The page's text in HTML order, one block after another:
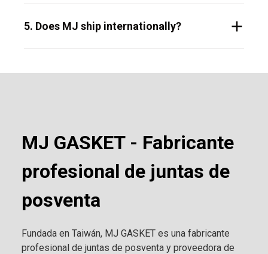
5. Does MJ ship internationally?
MJ GASKET - Fabricante
profesional de juntas de
posventa
Fundada en Taiwán, MJ GASKET es una fabricante
profesional de juntas de posventa y proveedora de